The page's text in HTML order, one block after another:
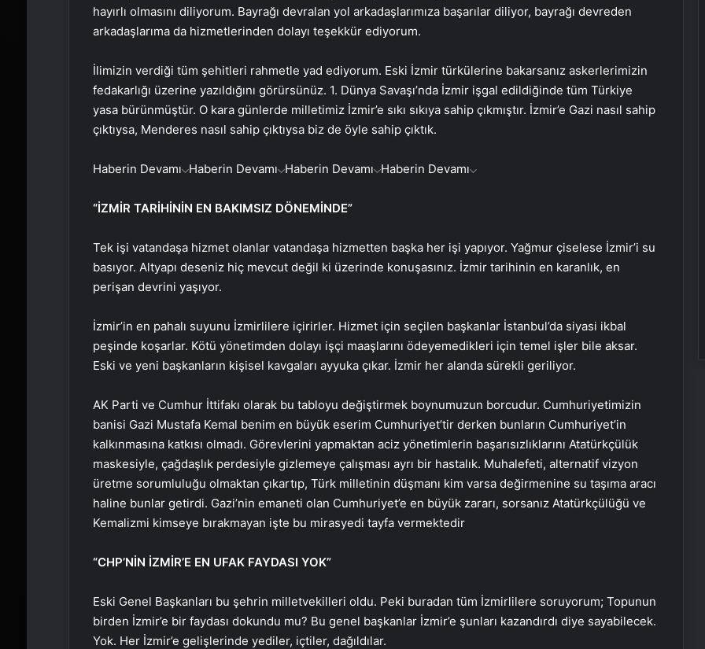
hayırlı olmasını diliyorum. Bayrağı devralan yol arkadaşlarımıza başarılar diliyor, bayrağı devreden
arkadaşlarıma da hizmetlerinden dolayı teşekkür ediyorum.
İlimizin verdiği tüm şehitleri rahmetle yad ediyorum. Eski İzmir türkülerine bakarsanız askerlerimizin
fedakarlığı üzerine yazıldığını görürsünüz. 1. Dünya Savaşı’nda İzmir işgal edildiğinde tüm Türkiye
yasa bürünmüştür. O kara günlerde milletimiz İzmir’e sıkı sıkıya sahip çıkmıştır. İzmir’e Gazi nasıl sahip
çıktıysa, Menderes nasıl sahip çıktıysa biz de öyle sahip çıktık.
Haberin Devamı Haberin Devamı Haberin Devamı Haberin Devamı
“İZMİR TARİHİNİN EN BAKIMSIZ DÖNEMİNDE”
Tek işi vatandaşa hizmet olanlar vatandaşa hizmetten başka her işi yapıyor. Yağmur çiselese İzmir’i su
basıyor. Altyapı deseniz hiç mevcut değil ki üzerinde konuşasınız. İzmir tarihinin en karanlık, en
perişan devrini yaşıyor.
İzmir’in en pahalı suyunu İzmirlilere içirirler. Hizmet için seçilen başkanlar İstanbul’da siyasi ikbal
peşinde koşarlar. Kötü yönetimden dolayı işçi maaşlarını ödeyemedikleri için temel işler bile aksar.
Eski ve yeni başkanların kişisel kavgaları ayyuka çıkar. İzmir her alanda sürekli geriliyor.
AK Parti ve Cumhur İttifakı olarak bu tabloyu değiştirmek boynumuzun borcudur. Cumhuriyetimizin
banisi Gazi Mustafa Kemal benim en büyük eserim Cumhuriyet’tir derken bunların Cumhuriyet’in
kalkınmasına katkısı olmadı. Görevlerini yapmaktan aciz yönetimlerin başarısızlıklarını Atatürkçülük
maskesiyle, çağdaşlık perdesiyle gizlemeye çalışması ayrı bir hastalık. Muhalefeti, alternatif vizyon
üretme sorumluluğu olmaktan çıkartıp, Türk milletinin düşmanı kim varsa değirmenine su taşıma aracı
haline bunlar getirdi. Gazi’nin emaneti olan Cumhuriyet’e en büyük zararı, sorsanız Atatürkçülüğü ve
Kemalizmi kimseye bırakmayan işte bu mirasyedi tayfa vermektedir
“CHP’NİN İZMİR’E EN UFAK FAYDASI YOK”
Eski Genel Başkanları bu şehrin milletvekilleri oldu. Peki buradan tüm İzmirlilere soruyorum; Topunun
birden İzmir’e bir faydası dokundu mu? Bu genel başkanlar İzmir’e şunları kazandırdı diye sayabilecek.
Yok. Her İzmir’e gelişlerinde yediler, içtiler, dağıldılar.